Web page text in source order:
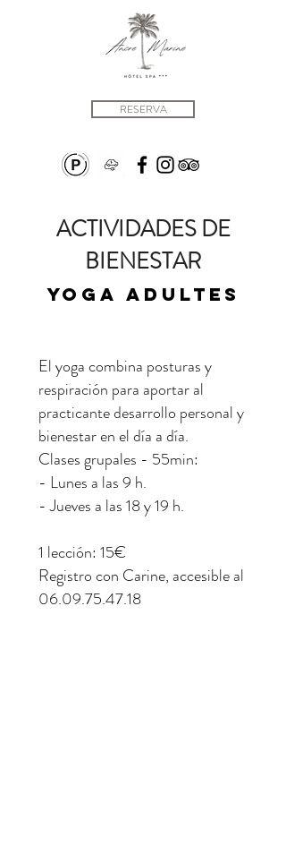
RESERVA
ACTIVIDADES DE
BIENESTAR
Yoga adultes
El yoga combina posturas y
respiración para aportar al
practicante desarrollo personal y
bienestar en el día a día.
Clases grupales - 55min:
- Lunes a las 9 h.
- Jueves a las 18 y 19 h.
1 lección: 15€
Registro con Carine, accesible al
06.09.75.47.18